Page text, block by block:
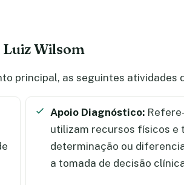
Luiz Wilsom
principal, as seguintes atividades
Apoio Diagnóstico:
utilizam recursos físicos e
determinação ou
a tomada de decisão